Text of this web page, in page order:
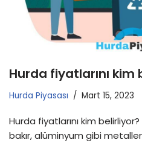
Hurda fiyatlarını kim
Hurda Piyasası Mart 15, 2023
Hurda fiyatlarını kim
bakır, alüminyum gibi